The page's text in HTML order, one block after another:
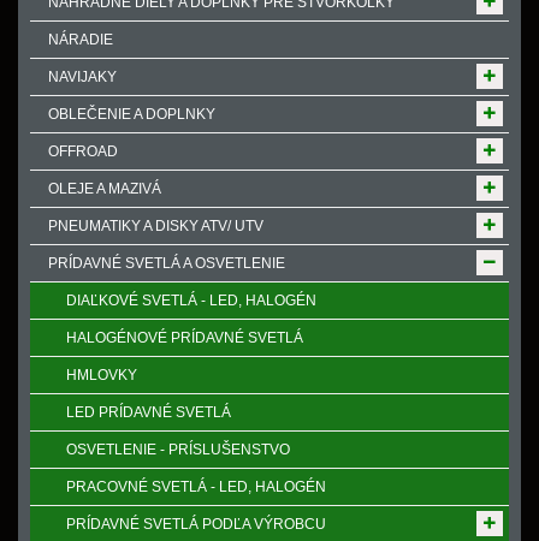
NÁRADIE
NAVIJAKY
OBLEČENIE A DOPLNKY
OFFROAD
OLEJE A MAZIVÁ
PNEUMATIKY A DISKY ATV/ UTV
PRÍDAVNÉ SVETLÁ A OSVETLENIE
DIAĽKOVÉ SVETLÁ - LED, HALOGÉN
HALOGÉNOVÉ PRÍDAVNÉ SVETLÁ
HMLOVKY
LED PRÍDAVNÉ SVETLÁ
OSVETLENIE - PRÍSLUŠENSTVO
PRACOVNÉ SVETLÁ - LED, HALOGÉN
PRÍDAVNÉ SVETLÁ PODĽA VÝROBCU